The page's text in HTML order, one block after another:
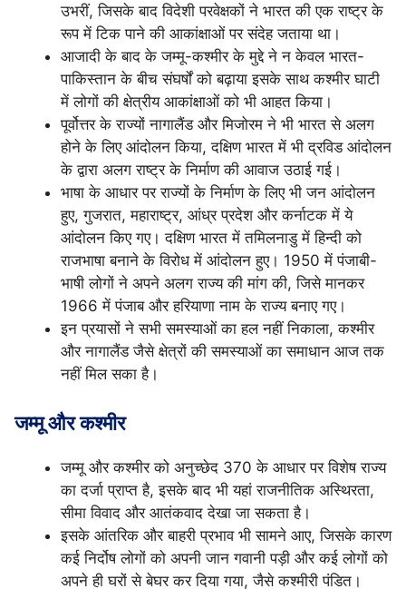
उभरीं, जिसके बाद विदेशी परवेक्षकों ने भारत की एक राष्ट्र के
रूप में टिक पाने की आकांक्षाओं पर संदेह जताया था।
आजादी के बाद के जम्मू-कश्मीर के मुद्दे ने न केवल भारत-
पाकिस्तान के बीच संघर्षों को बढ़ाया इसके साथ कश्मीर घाटी
में लोगों की क्षेत्रीय आकांक्षाओं को भी आहत किया।
पूर्वोत्तर के राज्यों नागालैंड और मिजोरम ने भी भारत से अलग
होने के लिए आंदोलन किया, दक्षिण भारत में भी द्रविड आंदोलन
के द्वारा अलग राष्ट्र के निर्माण की आवाज उठाई गई।
भाषा के आधार पर राज्यों के निर्माण के लिए भी जन आंदोलन
हुए, गुजरात, महाराष्ट्र, आंध्र प्रदेश और कर्नाटक में ये
आंदोलन किए गए। दक्षिण भारत में तमिलनाडु में हिन्दी को
राजभाषा बनाने के विरोध में आंदोलन हुए। 1950 में पंजाबी-
भाषी लोगों ने अपने अलग राज्य की मांग की, जिसे मानकर
1966 में पंजाब और हरियाणा नाम के राज्य बनाए गए।
इन प्रयासों ने सभी समस्याओं का हल नहीं निकाला, कश्मीर
और नागालैंड जैसे क्षेत्रों की समस्याओं का समाधान आज तक
नहीं मिल सका है।
जम्मू और कश्मीर
जम्मू और कश्मीर को अनुच्छेद 370 के आधार पर विशेष राज्य
का दर्जा प्राप्त है, इसके बाद भी यहां राजनीतिक अस्थिरता,
सीमा विवाद और आतंकवाद देखा जा सकता है।
इसके आंतरिक और बाहरी प्रभाव भी सामने आए, जिसके कारण
कई निर्दोष लोगों को अपनी जान गवानी पड़ी और कई लोगों को
अपने ही घरों से बेघर कर दिया गया, जैसे कश्मीरी पंडित।